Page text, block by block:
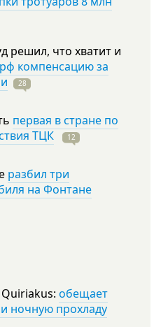
решил, что хватит и
компенсацию за
28
первая в стране по
ТЦК
12
разбил три
на Фонтане
обещает
ночную прохладу